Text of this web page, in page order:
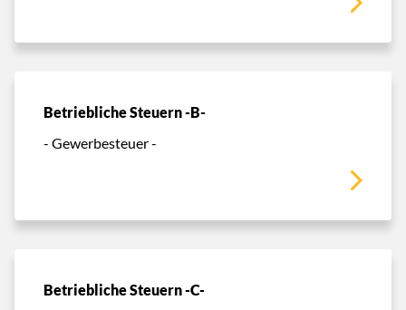
Betriebliche Steuern -B-
- Gewerbesteuer -
Betriebliche Steuern -C-